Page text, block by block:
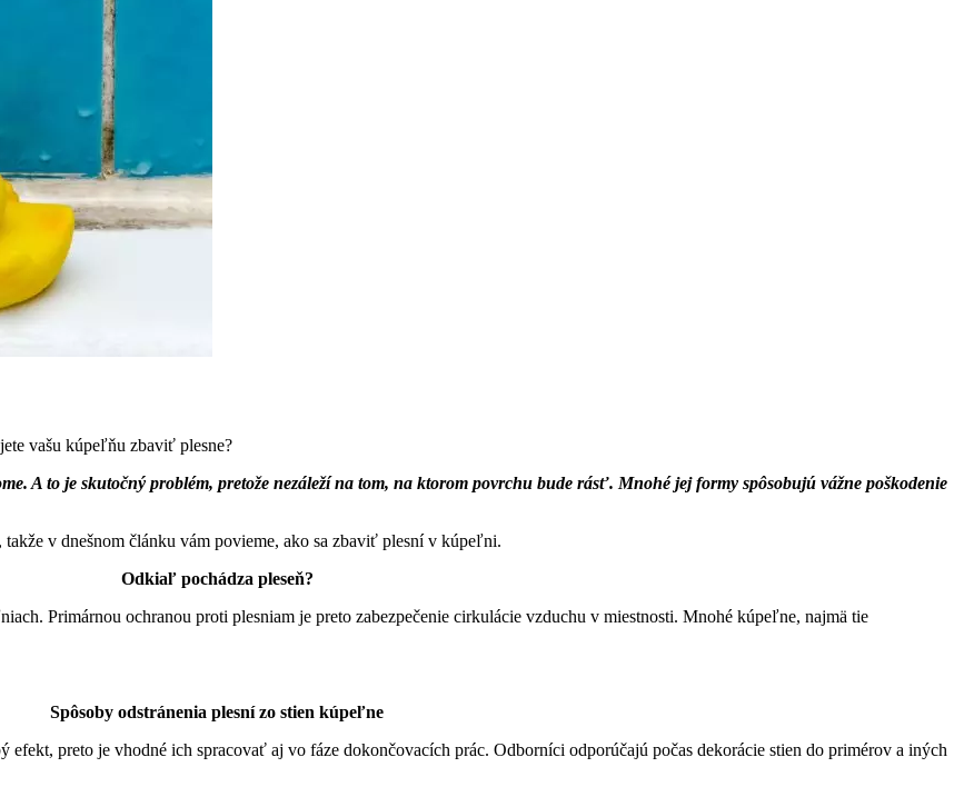
vašu kúpeľňu zbaviť plesne?
A to je skutočný problém, pretože nezáleží na tom, na ktorom povrchu bude rásť. Mnohé jej formy spôsobujú vážne poškodenie
v dnešnom článku vám povieme, ako sa zbaviť plesní v kúpeľni.
Odkiaľ pochádza pleseň?
Primárnou ochranou proti plesniam je preto zabezpečenie cirkulácie vzduchu v miestnosti. Mnohé kúpeľne, najmä tie
Spôsoby odstránenia plesní zo stien kúpeľne
efekt, preto je vhodné ich spracovať aj vo fáze dokončovacích prác. Odborníci odporúčajú počas dekorácie stien do primérov a iných